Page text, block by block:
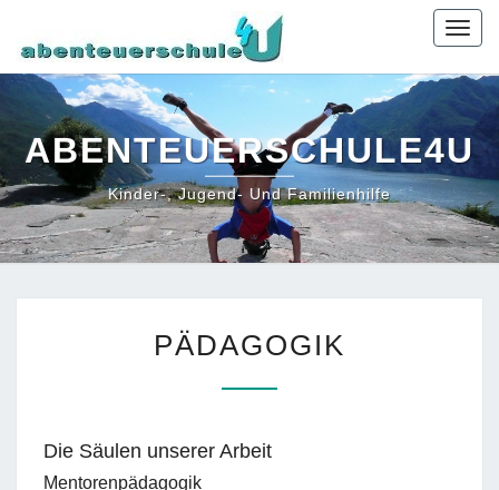
ABENTEUERSCHULE4U
Kinder-, Jugend- Und Familienhilfe
PÄDAGOGIK
Die Säulen unserer Arbeit
Mentorenpädagogik